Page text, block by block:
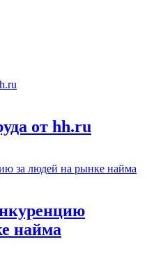
от hh.ru
найма